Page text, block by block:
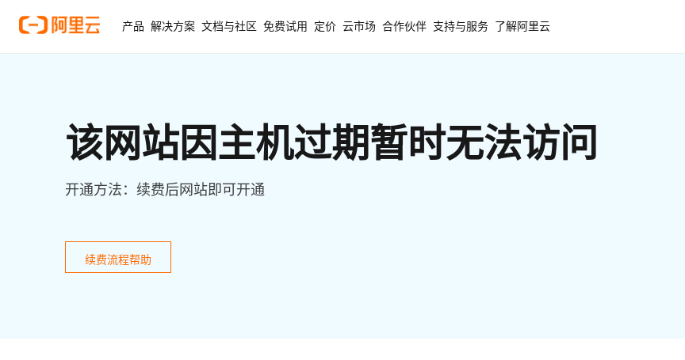
产品 解决方案 文档与社区 免费试用 定价 云市场 合作伙伴 支持与服务 了解阿里云
该网站因主机过期暂时无法访问
开通方法：续费后网站即可开通
续费流程帮助